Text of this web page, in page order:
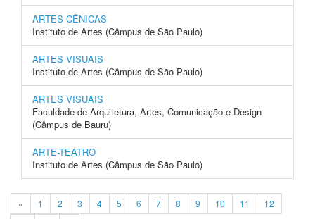
ARTES CÊNICAS
Instituto de Artes (Câmpus de São Paulo)
ARTES VISUAIS
Instituto de Artes (Câmpus de São Paulo)
ARTES VISUAIS
Faculdade de Arquitetura, Artes, Comunicação e Design
(Câmpus de Bauru)
ARTE-TEATRO
Instituto de Artes (Câmpus de São Paulo)
« 1 2 3 4 5 6 7 8 9 10 11
12